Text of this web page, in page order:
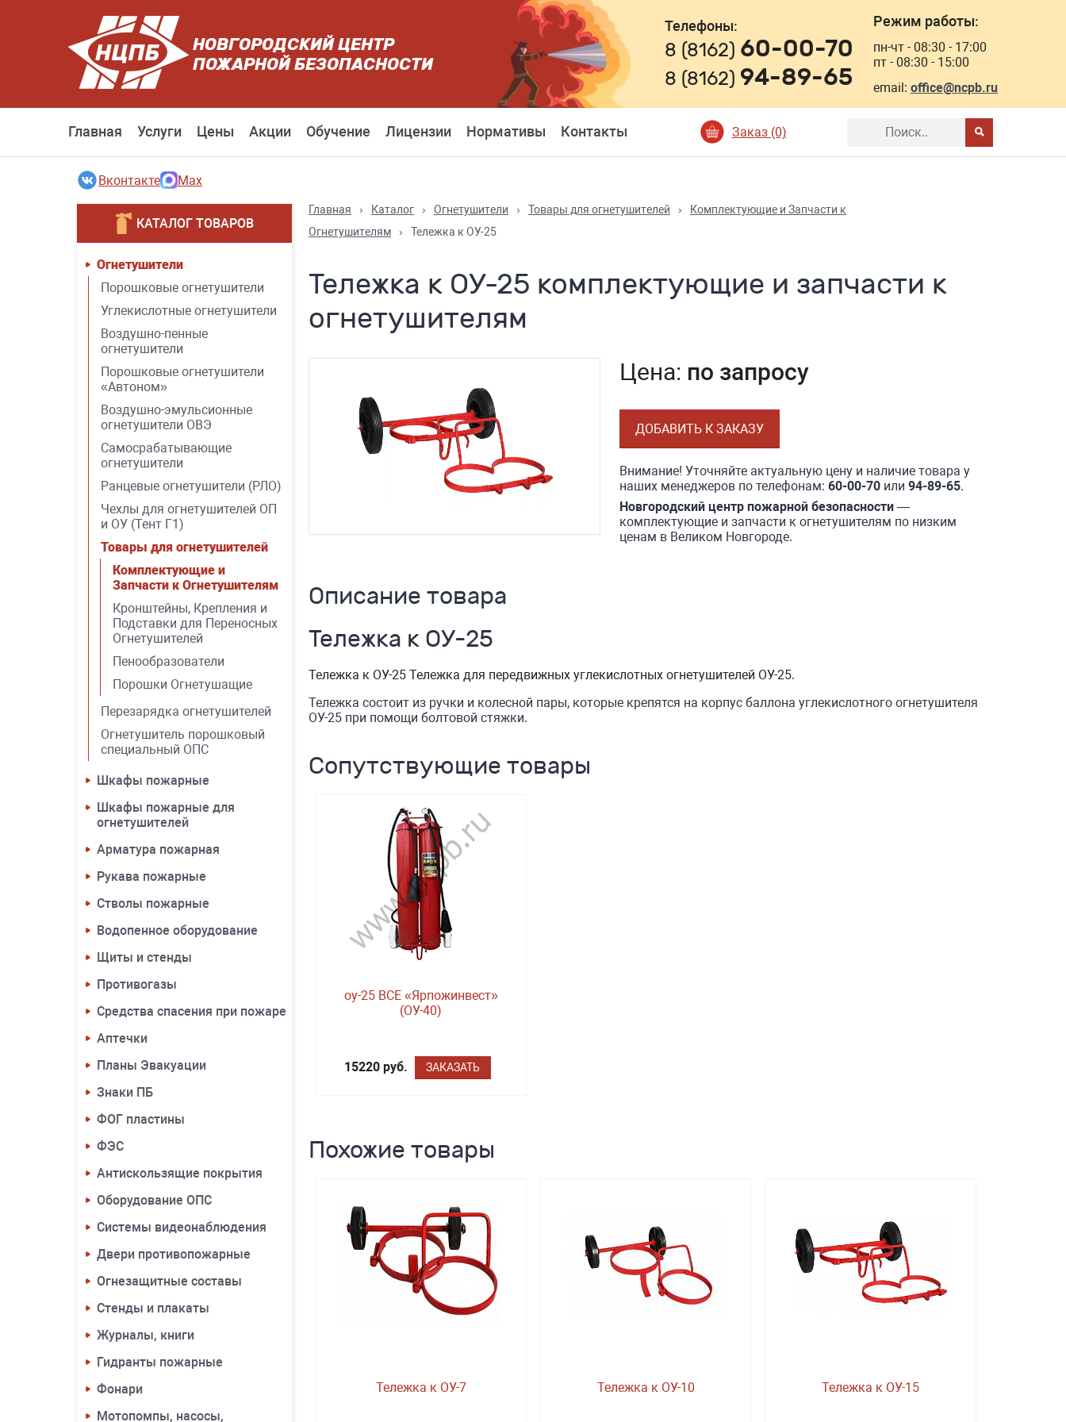
НОВГОРОДСКИЙ ЦЕНТР
ПОЖАРНОЙ БЕЗОПАСНОСТИ
Телефоны:
8 (8162) 60-00-70
8 (8162) 94-89-65
Режим работы:
пн-чт - 08:30 - 17:00
пт - 08:30 - 15:00
email: office@ncpb.ru
Главная Услуги Цены Акции Обучение Лицензии Нормативы Контакты Заказ (0)
Вконтакте Max
КАТАЛОГ ТОВАРОВ
Огнетушители
Порошковые огнетушители
Углекислотные огнетушители
Воздушно-пенные
огнетушители
Порошковые огнетушители
«Автоном»
Воздушно-эмульсионные
огнетушители ОВЭ
Самосрабатывающие
огнетушители
Ранцевые огнетушители (РЛО)
Чехлы для огнетушителей ОП
и ОУ (Тент Г1)
Товары для огнетушителей
Комплектующие и
Запчасти к Огнетушителям
Кронштейны, Крепления и
Подставки для Переносных
Огнетушителей
Пенообразователи
Порошки Огнетушащие
Перезарядка огнетушителей
Огнетушитель порошковый
специальный ОПС
Шкафы пожарные
Шкафы пожарные для
огнетушителей
Арматура пожарная
Рукава пожарные
Стволы пожарные
Водопенное оборудование
Щиты и стенды
Противогазы
Средства спасения при пожаре
Аптечки
Планы Эвакуации
Знаки ПБ
ФОГ пластины
ФЭС
Антискользящие покрытия
Оборудование ОПС
Системы видеонаблюдения
Двери противопожарные
Огнезащитные составы
Стенды и плакаты
Журналы, книги
Гидранты пожарные
Фонари
Мотопомпы, насосы,
Главная › Каталог › Огнетушители › Товары для огнетушителей ›
Комплектующие и Запчасти к
Огнетушителям
› Тележка к ОУ-25
Тележка к ОУ-25 комплектующие и запчасти к
огнетушителям
Цена: по запросу
ДОБАВИТЬ К ЗАКАЗУ
Внимание! Уточняйте актуальную цену и наличие товара у
наших менеджеров по телефонам: 60-00-70или 94-89-65.
Новгородский центр пожарной безопасности—
комплектующие и запчасти к огнетушителям по низким
ценам в Великом Новгороде.
Описание товара
Тележка к ОУ-25
Тележка к ОУ-25 Тележка для передвижных углекислотных огнетушителей ОУ-25.
Тележка состоит из ручки и колесной пары, которые крепятся на корпус баллона углекислотного огнетушителя
ОУ-25 при помощи болтовой стяжки.
Сопутствующие товары
оу-25 BCE «Ярпожинвест»
(ОУ-40)
15220 руб. ЗАКАЗАТЬ
Похожие товары
Тележка к ОУ-7 Тележка к ОУ-10 Тележка к ОУ-15